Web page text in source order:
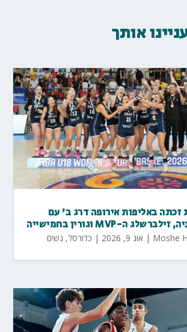
אותך
זכתה באליפות אירופה דרג ב' עם
Moshe
| אוג 9, 2026 | כדורסל, נשים